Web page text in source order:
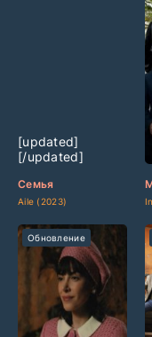
Семья
Aile (2023)
[updated]
[/updated]
Обновление